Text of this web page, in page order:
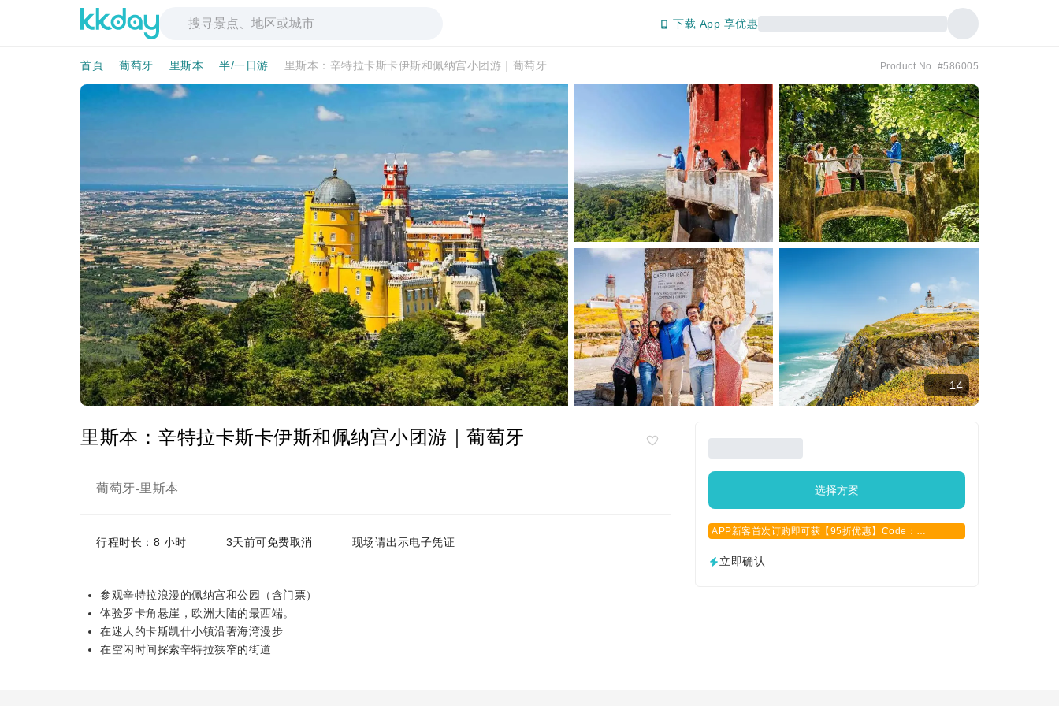
下载 App 享优惠
首頁 葡萄牙 里斯本 半/一日游 里斯本：辛特拉卡斯卡伊斯和佩纳宫小团游｜葡萄牙 Product No. #586005
14
里斯本：辛特拉卡斯卡伊斯和佩纳宫小团游｜葡萄牙
葡萄牙-里斯本
行程时长：8 小时 3天前可免费取消 现场请出示电子凭证
参观辛特拉浪漫的佩纳宫和公园（含门票）
体验罗卡角悬崖，欧洲大陆的最西端。
在迷人的卡斯凯什小镇沿著海湾漫步
在空闲时间探索辛特拉狭窄的街道
选择方案
APP新客首次订购即可获【95折优惠】Code：
立即确认